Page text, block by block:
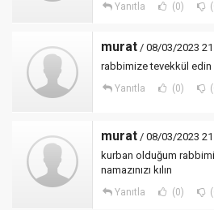
Yanıtla (0)
murat / 08/03/2023
rabbimize tevekkül edin
Yanıtla (0)
murat / 08/03/2023
kurban olduğum
namazınızı kılın
Yanıtla (0)